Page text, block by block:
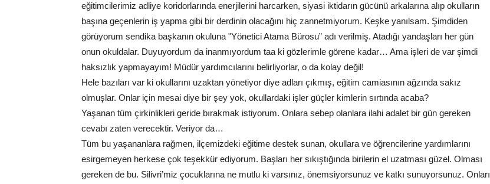
eğitimcilerimiz adliye koridorlarında enerjilerini harcarken, siyasi iktidarın gücünü arkalarına alıp okulların
başına geçenlerin iş yapma gibi bir derdinin olacağını hiç zannetmiyorum. Keşke yanılsam. Şimdiden
görüyorum sendika başkanın okuluna "Yönetici Atama Bürosu” adı verilmiş. Atadığı yandaşları her gün
onun okuldalar. Duyuyordum da inanmıyordum taa ki gözlerimle görene kadar… Ama işleri de var şimdi
haksızlık yapmayayım! Müdür yardımcılarını belirliyorlar, o da kolay değil!
Hele bazıları var ki okullarını uzaktan yönetiyor diye adları çıkmış, eğitim camiasının ağzında sakız
olmuşlar. Onlar için mesai diye bir şey yok, okullardaki işler güçler kimlerin sırtında acaba?
Yaşanan tüm çirkinlikleri geride bırakmak istiyorum. Onlara sebep olanlara ilahi adalet bir gün gereken
cevabı zaten verecektir. Veriyor da…
Tüm bu yaşananlara rağmen, ilçemizdeki eğitime destek sunan, okullara ve öğrencilerine yardımlarını
esirgemeyen herkese çok teşekkür ediyorum. Başları her sıkıştığında birilerin el uzatması güzel. Olması
gereken de bu. Silivri’miz çocuklarına ne mutlu ki varsınız, önemsiyorsunuz ve katkı sunuyorsunuz. Onları